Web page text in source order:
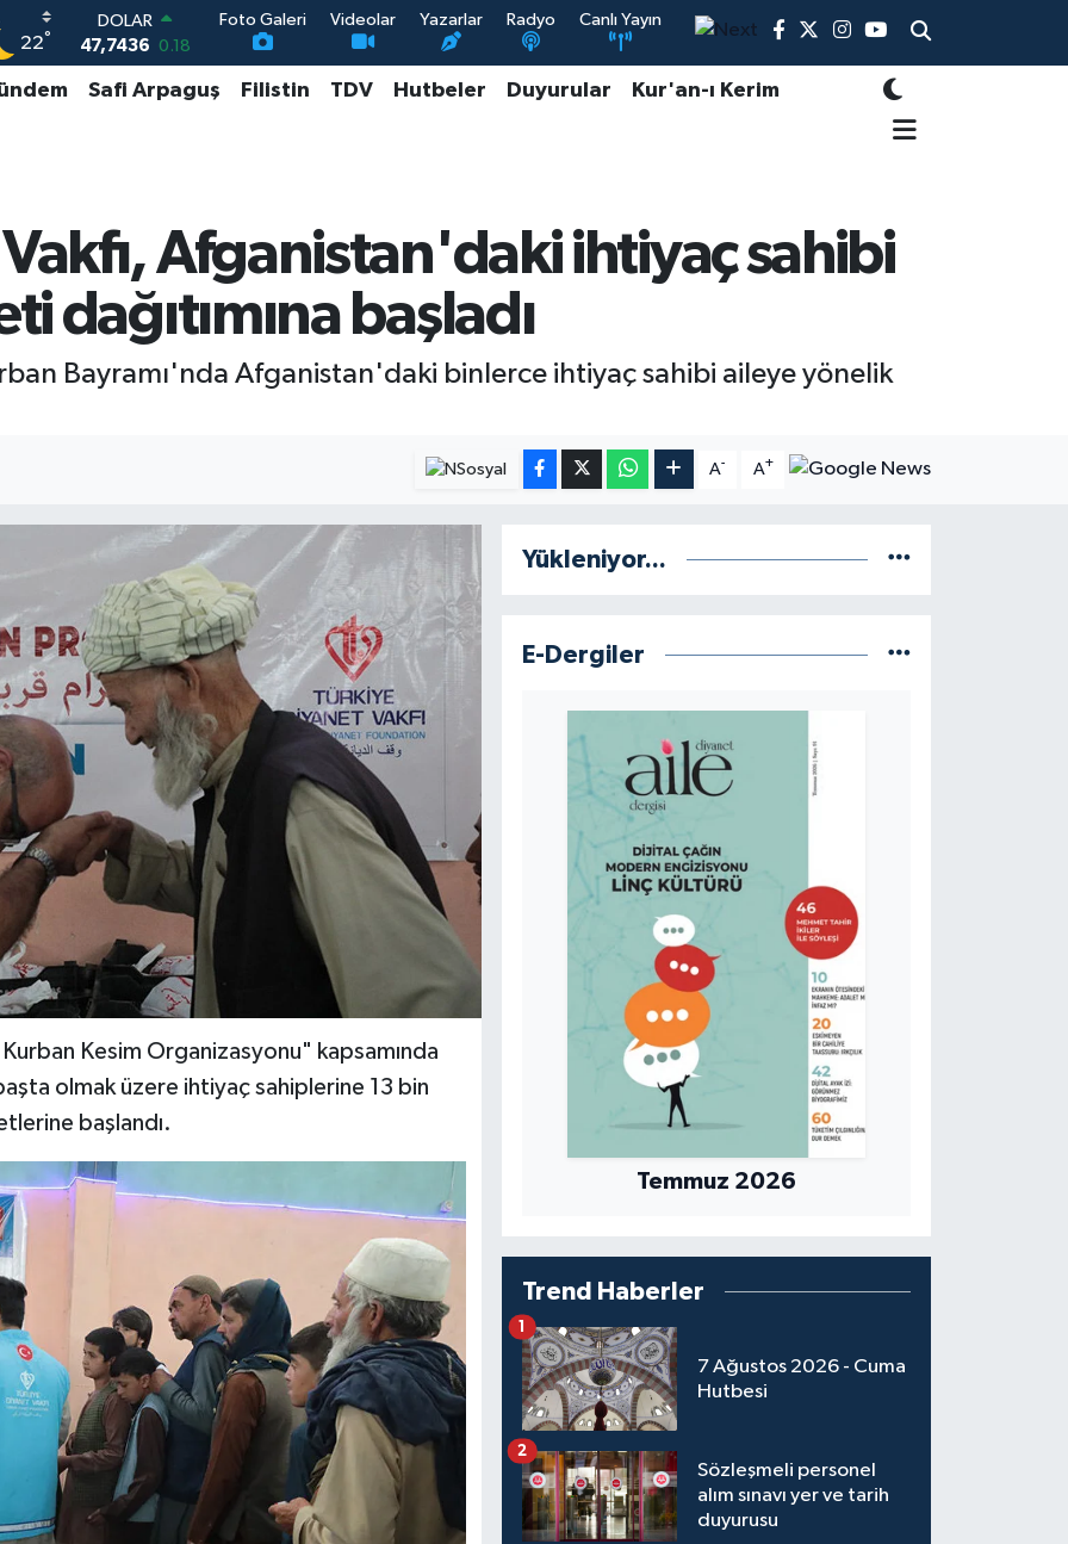
22°
DOLAR
47,7436 0.18
EURO
55,2510 0.32
13.773
-19
Foto Galeri Videolar Yazarlar Radyo Canlı Yayın
Safi Arpaguş Filistin TDV Hutbeler Duyurular Kur'an-ı Kerim
Afganistan'daki ihtiyaç sahibi
dağıtımına başladı
Bayramı'nda Afganistan'daki binlerce ihtiyaç sahibi aileye yönelik
A- A+
Kesim Organizasyonu" kapsamında
olmak üzere ihtiyaç sahiplerine 13 bin
başlandı.
Yükleniyor...
E-Dergiler
Temmuz 2026
Trend Haberler
7 Ağustos 2026 - Cuma
Hutbesi
1
Sözleşmeli personel
alım sınavı yer ve tarih
duyurusu
2